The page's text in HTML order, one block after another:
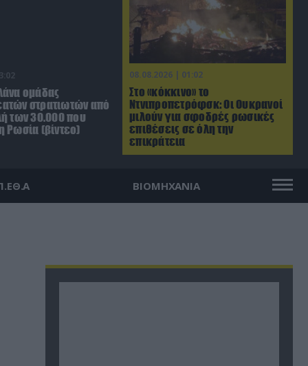
08.08.2026 | 01:02
Στο «κόκκινο» το
Ντνιπροπετρόφσκ: Οι Ουκρανοί
μιλούν για σφοδρές ρωσικές
επιθέσεις σε όλη την
επικράτεια
ομάδας
στρατιωτών από
των 30.000 που
Ρωσία (βίντεο)
ΒΙΟΜΗΧΑΝΙΑ